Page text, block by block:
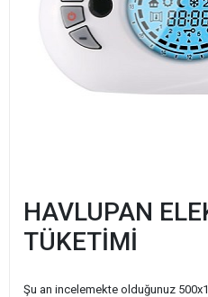
HAVLUPAN
TÜKETİMİ
Şu an incelemekte olduğunuz